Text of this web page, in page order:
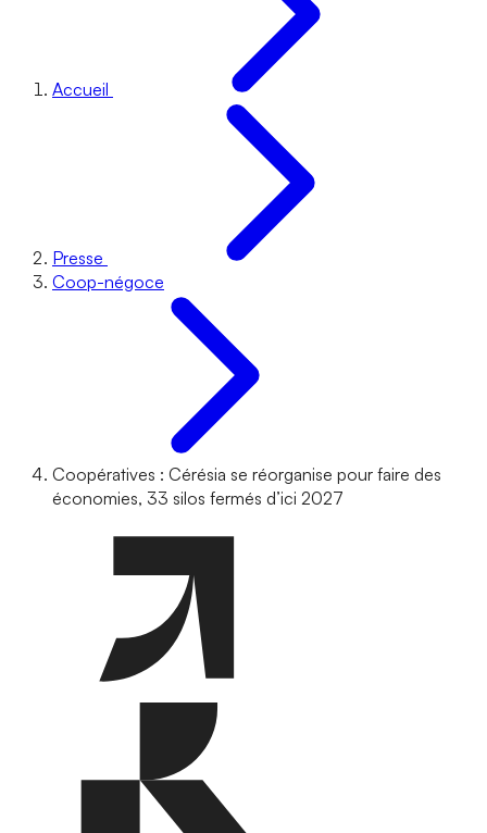
Accueil
Presse
Coop-négoce
Coopératives : Cérésia se réorganise pour faire des
économies, 33 silos fermés d’ici 2027